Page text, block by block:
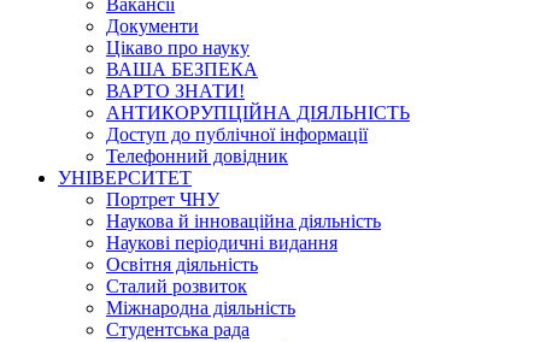
Документи
Цікаво про науку
ВАША БЕЗПЕКА
ВАРТО ЗНАТИ!
АНТИКОРУПЦІЙНА ДІЯЛЬНІСТЬ
Доступ до публічної інформації
Телефонний довідник
УНІВЕРСИТЕТ
Портрет ЧНУ
Наукова й інноваційна діяльність
Наукові періодичні видання
Освітня діяльність
Сталий розвиток
Міжнародна діяльність
Студентська рада